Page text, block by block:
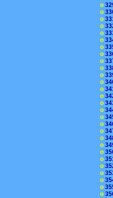
o
o
o
o
o
o
o
o
o
o
o
o
o
o
o
o
o
o
o
o
o
o
o
o
o
o
o
o